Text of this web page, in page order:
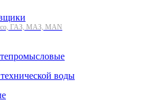
ГАЗ, МАЗ, MAN
воды